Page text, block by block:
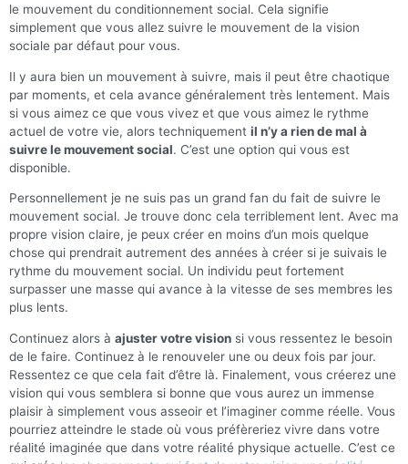
le mouvement du conditionnement social. Cela signifie
simplement que vous allez suivre le mouvement de la vision
sociale par défaut pour vous.
Il y aura bien un mouvement à suivre, mais il peut être chaotique
par moments, et cela avance généralement très lentement. Mais
si vous aimez ce que vous vivez et que vous aimez le rythme
actuel de votre vie, alors techniquement il n’y a rien de mal à
suivre le mouvement social. C’est une option qui vous est
disponible.
Personnellement je ne suis pas un grand fan du fait de suivre le
mouvement social. Je trouve donc cela terriblement lent. Avec ma
propre vision claire, je peux créer en moins d’un mois quelque
chose qui prendrait autrement des années à créer si je suivais le
rythme du mouvement social. Un individu peut fortement
surpasser une masse qui avance à la vitesse de ses membres les
plus lents.
Continuez alors à ajuster votre vision si vous ressentez le besoin
de le faire. Continuez à le renouveler une ou deux fois par jour.
Ressentez ce que cela fait d’être là. Finalement, vous créerez une
vision qui vous semblera si bonne que vous aurez un immense
plaisir à simplement vous asseoir et l’imaginer comme réelle. Vous
pourriez atteindre le stade où vous préfèreriez vivre dans votre
réalité imaginée que dans votre réalité physique actuelle. C’est ce